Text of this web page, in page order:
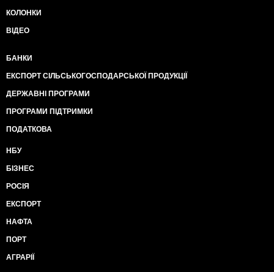
КОЛОНКИ
ВІДЕО
БАНКИ
ЕКСПОРТ СІЛЬСЬКОГОСПОДАРСЬКОЇ ПРОДУКЦІЇ
ДЕРЖАВНІ ПРОГРАМИ
ПРОГРАМИ ПІДТРИМКИ
ПОДАТКОВА
НБУ
БІЗНЕС
РОСІЯ
ЕКСПОРТ
НАФТА
ПОРТ
АГРАРІЇ